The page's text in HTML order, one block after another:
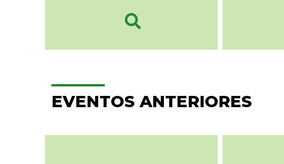
EVENTOS ANTERIORES